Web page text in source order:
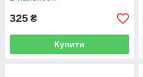
325 ₴
Купити